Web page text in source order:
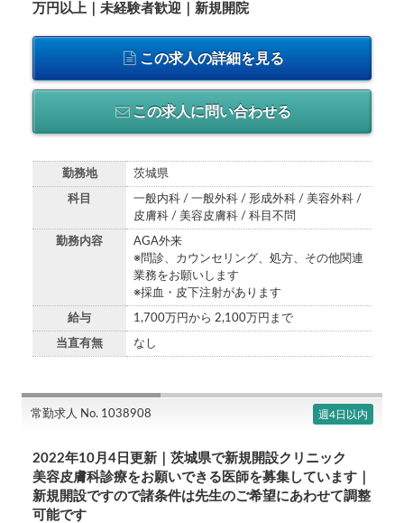
万円以上｜未経験者歓迎｜新規開院
この求人の詳細を見る
この求人に問い合わせる
勤務地 茨城県
科目
一般内科 / 一般外科 / 形成外科 / 美容外科 /
皮膚科 / 美容皮膚科 / 科目不問
勤務内容
AGA外来
※問診、カウンセリング、処方、その他関連
業務をお願いします
※採血・皮下注射があります
給与 1,700万円から 2,100万円まで
当直有無 なし
常勤求人 No. 1038908 週4日以内
2022年10月4日更新｜茨城県で新規開設クリニック
美容皮膚科診療をお願いできる医師を募集しています｜
新規開設ですので諸条件は先生のご希望にあわせて調整
可能です